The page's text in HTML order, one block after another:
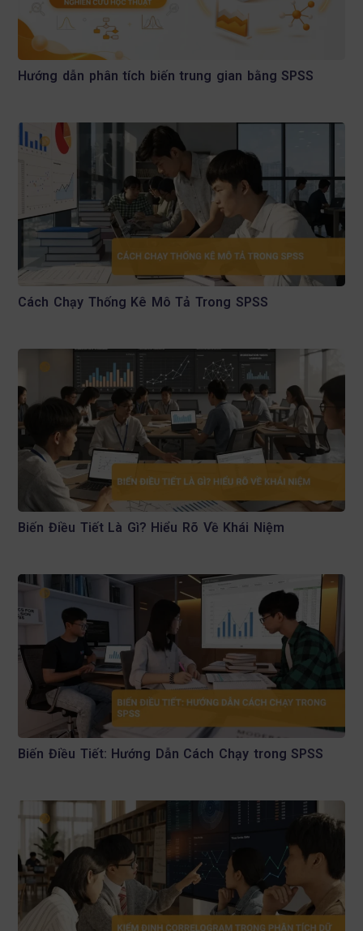
Hướng dẫn phân tích biến trung gian bằng SPSS
Cách Chạy Thống Kê Mô Tả Trong SPSS
Biến Điều Tiết Là Gì? Hiểu Rõ Về Khái Niệm
Biến Điều Tiết: Hướng Dẫn Cách Chạy trong SPSS